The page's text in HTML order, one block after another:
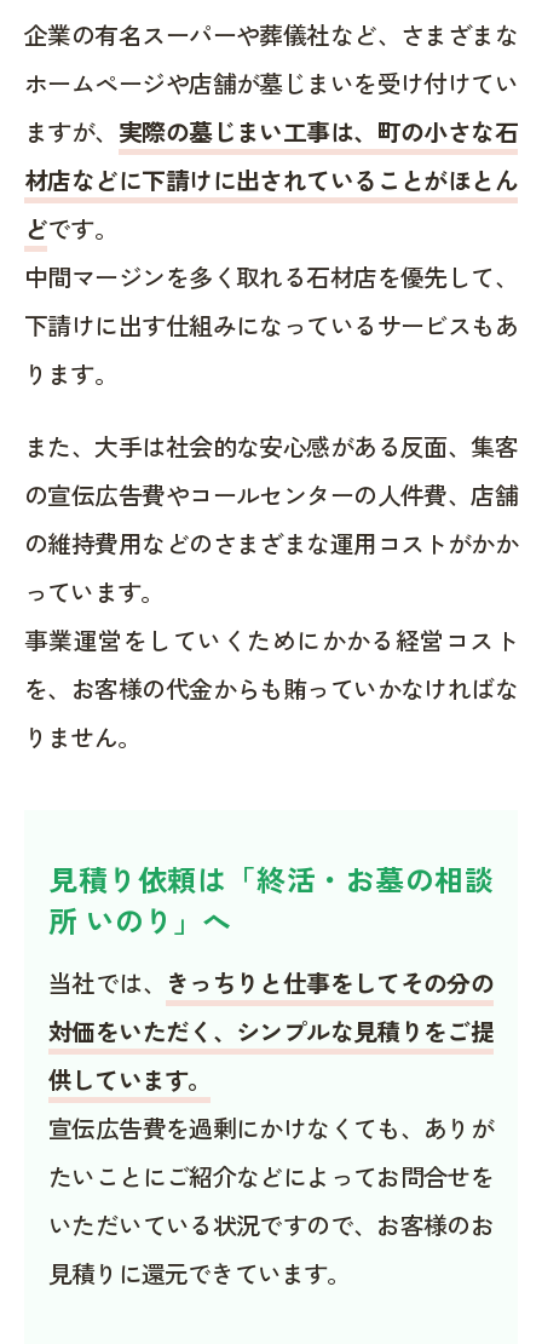
企業の有名スーパーや葬儀社など、さまざまな
ホームページや店舗が墓じまいを受け付けてい
ますが、 実際の墓じまい工事は、町の小さな石
材店などに下請けに出されていることがほとん
どです。
中間マージンを多く取れる石材店を優先して、
下請けに出す仕組みになっているサービスもあ
ります。
また、大手は社会的な安心感がある反面、集客
の宣伝広告費やコールセンターの人件費、店舗
の維持費用などのさまざまな運用コストがかか
っています。
事業運営をしていくためにかかる経営コスト
を、お客様の代金からも賄っていかなければな
りません。
見積り依頼は「終活・お墓の相談
所 いのり」へ
当社では、 きっちりと仕事をしてその分の
対価をいただく、シンプルな見積りをご提
供しています。
宣伝広告費を過剰にかけなくても、ありが
たいことにご紹介などによってお問合せを
いただいている状況ですので、お客様のお
見積りに還元できています。